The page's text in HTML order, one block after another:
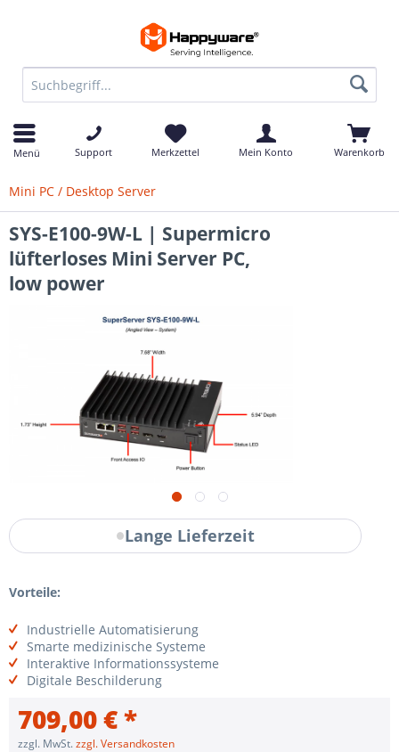
Menü Support Merkzettel Mein Konto Warenkorb
Mini PC / Desktop Server
SYS-E100-9W-L | Supermicro
lüfterloses Mini Server PC,
low power
Lange Lieferzeit
Vorteile:
Industrielle Automatisierung
Smarte medizinische Systeme
Interaktive Informationssysteme
Digitale Beschilderung
709,00 € *
zzgl. MwSt.zzgl. Versandkosten